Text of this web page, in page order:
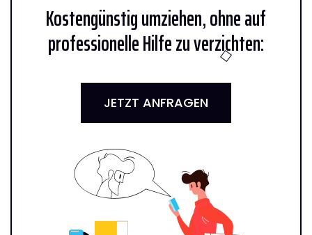
Kostengünstig umziehen, ohne auf
professionelle Hilfe zu verzichten:
JETZT ANFRAGEN